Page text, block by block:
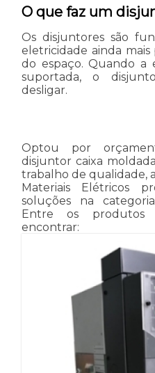
O que faz um
Os disjuntores são
eletricidade ainda
do espaço. Quando a
suportada, o
desligar.
Optou por
disjuntor caixa
trabalho de qualidade,
Materiais Elétricos
soluções na
Entre os produtos
encontrar: